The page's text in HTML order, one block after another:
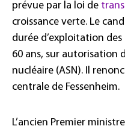
prévue par la loi de
croissance verte. Le
durée d’exploitation
60 ans, sur autorisation
nucléaire (ASN). Il
centrale de Fessenheim.
L’ancien Premier